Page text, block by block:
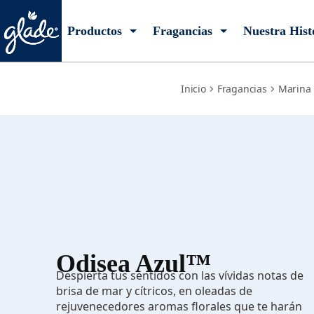
Productos Fragancias Nuestra
Inicio Fragancias Marina
Odisea Azul™
Despierta tus sentidos con las vívidas notas de
brisa de mar y cítricos, en oleadas de
rejuvenecedores aromas florales que te harán